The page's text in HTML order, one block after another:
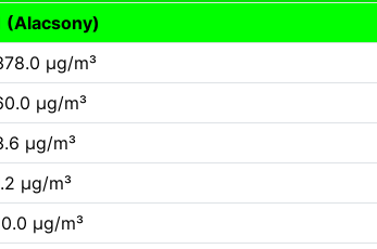
(Alacsony)
µg/m³
µg/m³
µg/m³
µg/m³
µg/m³